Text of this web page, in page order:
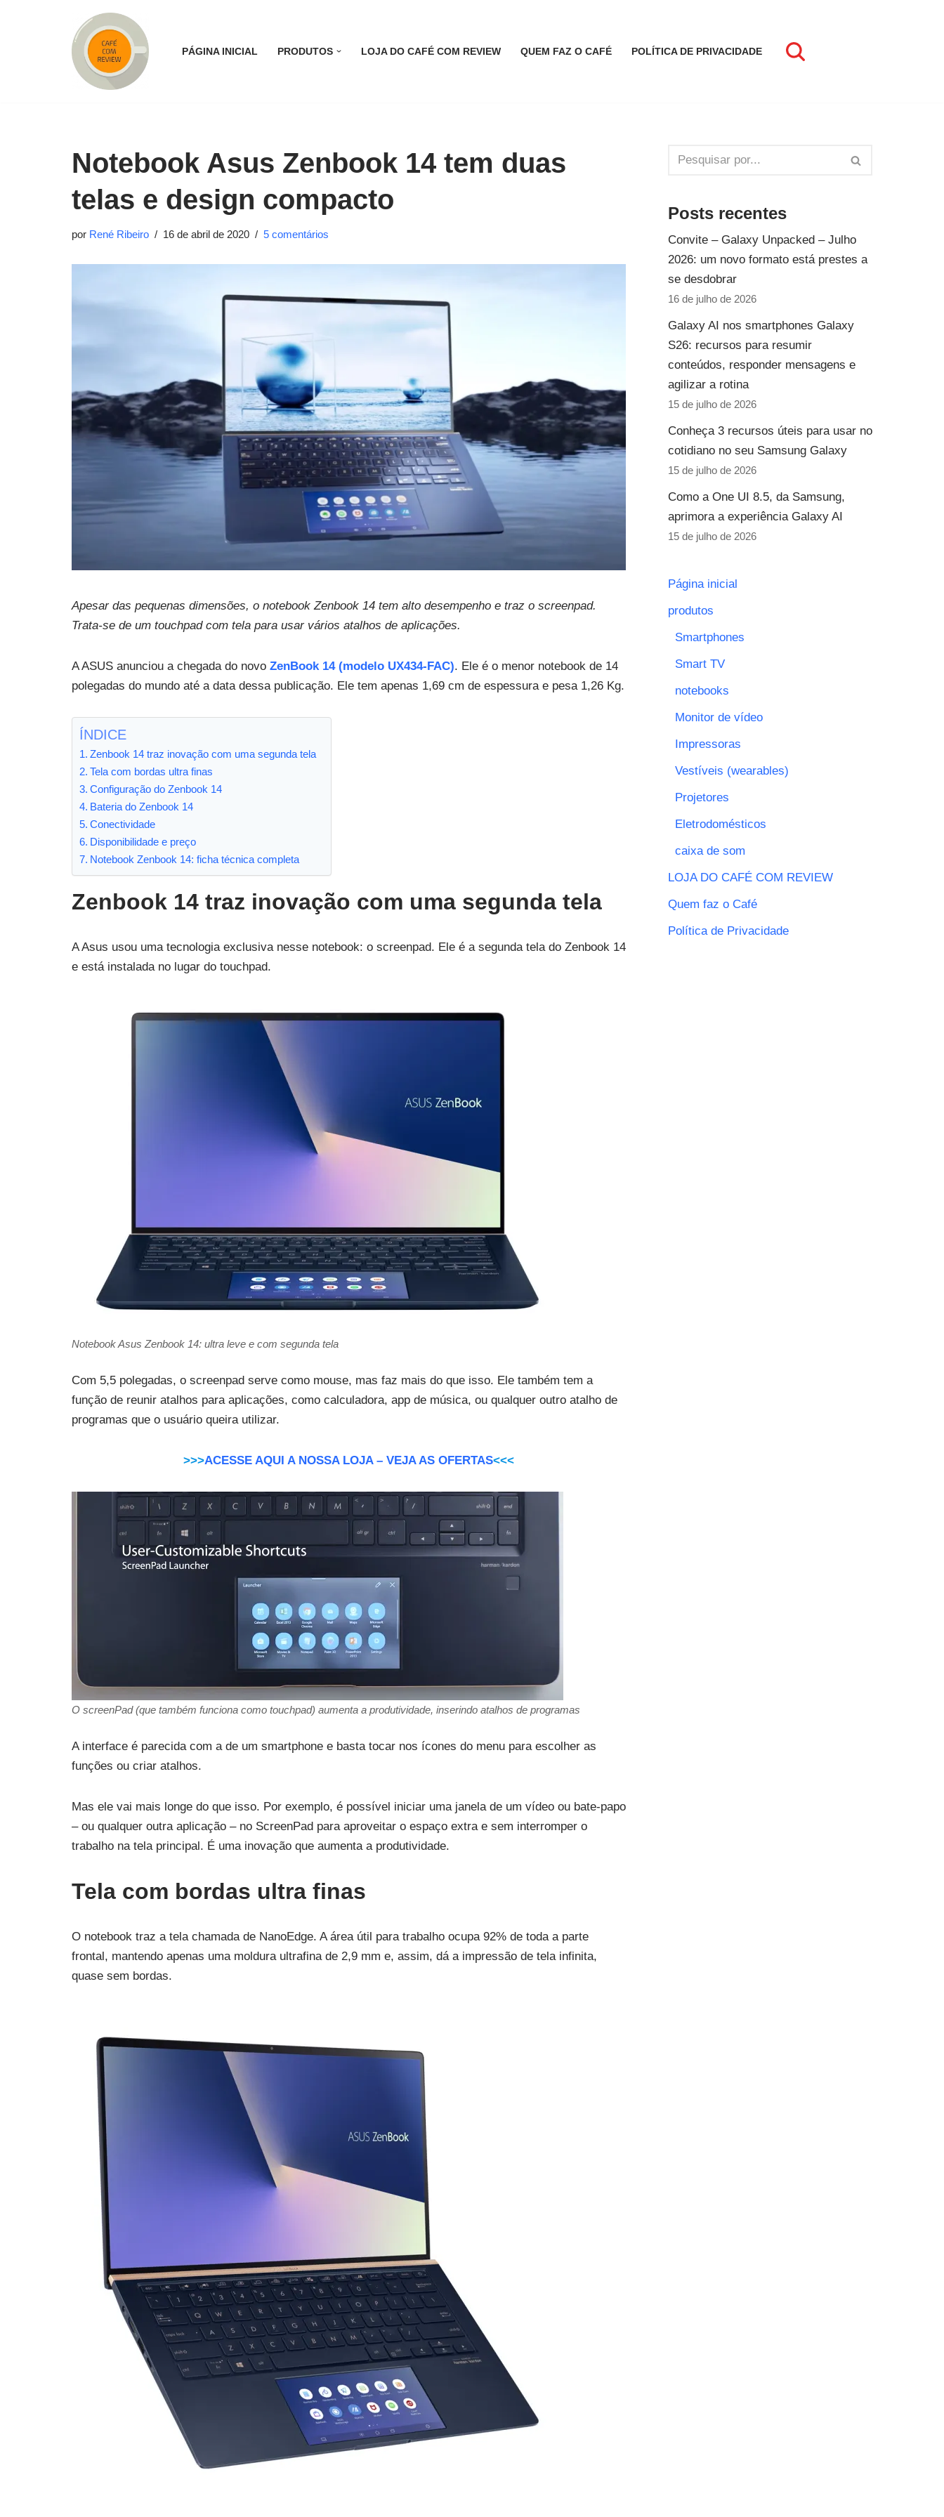
PÁGINA INICIAL PRODUTOS LOJA DO CAFÉ COM REVIEW QUEM FAZ O CAFÉ POLÍTICA DE PRIVACIDADE
Notebook Asus Zenbook 14 tem duas
telas e design compacto
por René Ribeiro 16 de abril de 2020 5 comentários
Apesar das pequenas dimensões, o notebook Zenbook 14 tem alto desempenho e traz o screenpad.
Trata-se de um touchpad com tela para usar vários atalhos de aplicações.
A ASUS anunciou a chegada do novo ZenBook 14 (modelo UX434-FAC). Ele é o menor notebook de 14
polegadas do mundo até a data dessa publicação. Ele tem apenas 1,69 cm de espessura e pesa 1,26 Kg.
ÍNDICE
Zenbook 14 traz inovação com uma segunda tela
Tela com bordas ultra finas
Configuração do Zenbook 14
Bateria do Zenbook 14
Conectividade
Disponibilidade e preço
Notebook Zenbook 14: ficha técnica completa
Zenbook 14 traz inovação com uma segunda tela
A Asus usou uma tecnologia exclusiva nesse notebook: o screenpad. Ele é a segunda tela do Zenbook 14
e está instalada no lugar do touchpad.
Notebook Asus Zenbook 14: ultra leve e com segunda tela
Com 5,5 polegadas, o screenpad serve como mouse, mas faz mais do que isso. Ele também tem a
função de reunir atalhos para aplicações, como calculadora, app de música, ou qualquer outro atalho de
programas que o usuário queira utilizar.
>>>ACESSE AQUI A NOSSA LOJA – VEJA AS OFERTAS<<<
O screenPad (que também funciona como touchpad) aumenta a produtividade, inserindo atalhos de programas
A interface é parecida com a de um smartphone e basta tocar nos ícones do menu para escolher as
funções ou criar atalhos.
Mas ele vai mais longe do que isso. Por exemplo, é possível iniciar uma janela de um vídeo ou bate-papo
– ou qualquer outra aplicação – no ScreenPad para aproveitar o espaço extra e sem interromper o
trabalho na tela principal. É uma inovação que aumenta a produtividade.
Tela com bordas ultra finas
O notebook traz a tela chamada de NanoEdge. A área útil para trabalho ocupa 92% de toda a parte
frontal, mantendo apenas uma moldura ultrafina de 2,9 mm e, assim, dá a impressão de tela infinita,
quase sem bordas.
Posts recentes
Convite – Galaxy Unpacked – Julho
2026: um novo formato está prestes a
se desdobrar
16 de julho de 2026
Galaxy AI nos smartphones Galaxy
S26: recursos para resumir
conteúdos, responder mensagens e
agilizar a rotina
15 de julho de 2026
Conheça 3 recursos úteis para usar no
cotidiano no seu Samsung Galaxy
15 de julho de 2026
Como a One UI 8.5, da Samsung,
aprimora a experiência Galaxy AI
15 de julho de 2026
Página inicial
produtos
Smartphones
Smart TV
notebooks
Monitor de vídeo
Impressoras
Vestíveis (wearables)
Projetores
Eletrodomésticos
caixa de som
LOJA DO CAFÉ COM REVIEW
Quem faz o Café
Política de Privacidade